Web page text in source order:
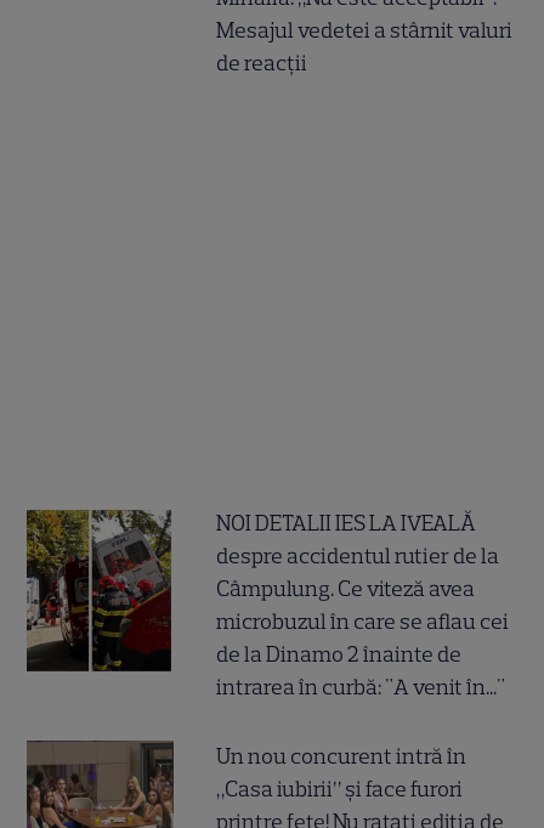
Mesajul vedetei a stârnit valuri
de reacții
NOI DETALII IES LA IVEALĂ
despre accidentul rutier de la
Câmpulung. Ce viteză avea
microbuzul în care se aflau cei
de la Dinamo 2 înainte de
intrarea în curbă: "A venit în..."
Un nou concurent intră în
„Casa iubirii” și face furori
printre fete! Nu ratați ediția de